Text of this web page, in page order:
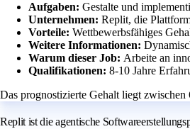
Aufgaben: Gestalte und
Unternehmen: Replit, die
Vorteile: Wettbewerbsfähiges
Weitere Informationen:
Warum dieser Job: Arbeite an
Qualifikationen: 8-10 Jahre
Das prognostizierte Gehalt liegt zwischen
Replit ist die agentische